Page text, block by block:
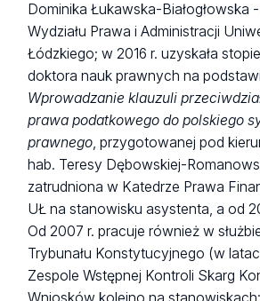
Dominika Łukawska-Białogłowska
Wydziału Prawa i Administracji
Łódzkiego; w 2016 r. uzyskała
doktora nauk prawnych na
Wprowadzanie klauzuli
prawa podatkowego do polskiego
prawnego, przygotowanej pod
hab. Teresy Dębowskiej-
zatrudniona w Katedrze Prawa
UŁ na stanowisku asystenta, a od
Od 2007 r. pracuje również w
Trybunału Konstytucyjnego (w
Zespole Wstępnej Kontroli Skarg